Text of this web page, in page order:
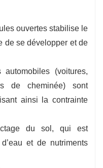
ouvertes stabilise le
de se développer et de
(voitures,
de cheminée) sont
ainsi la contrainte
du sol, qui est
et de nutriments